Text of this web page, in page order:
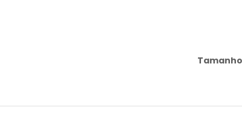
Tamanho